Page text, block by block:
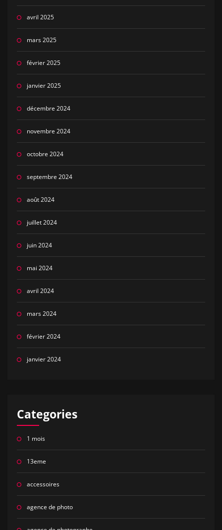
avril 2025
mars 2025
février 2025
janvier 2025
décembre 2024
novembre 2024
octobre 2024
septembre 2024
août 2024
juillet 2024
juin 2024
mai 2024
avril 2024
mars 2024
février 2024
janvier 2024
Categories
1 mois
13eme
accessoires
agence de photo